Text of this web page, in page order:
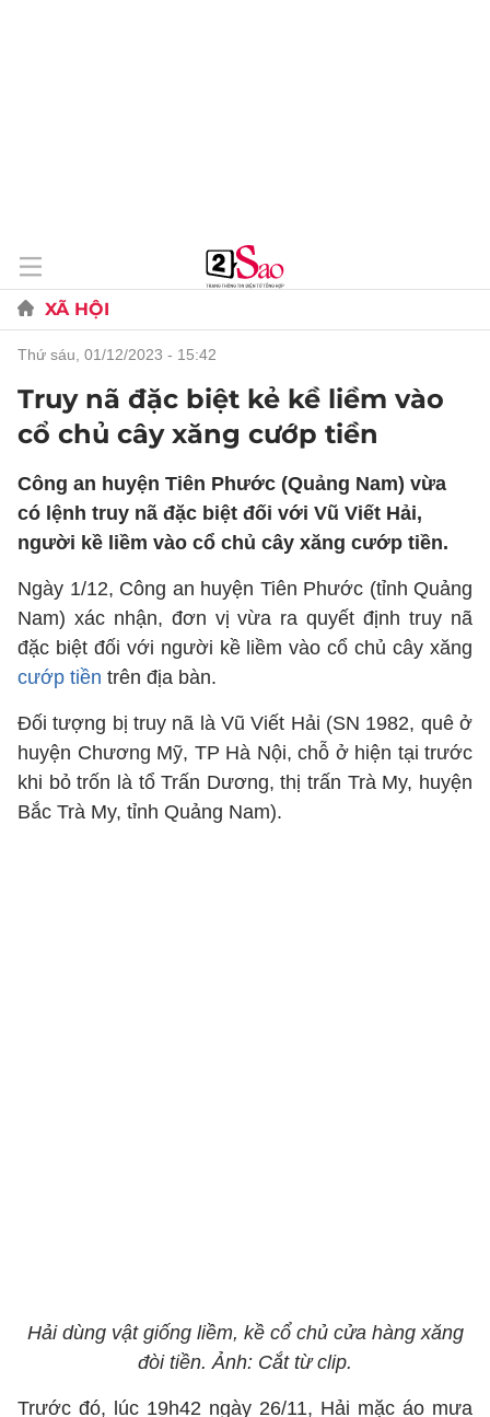
XÃ HỘI
thứ sáu, 01/12/2023 - 15:42
Truy nã đặc biệt kẻ kề liềm vào
cổ chủ cây xăng cướp tiền
Công an huyện Tiên Phước (Quảng Nam) vừa
có lệnh truy nã đặc biệt đối với Vũ Viết Hải,
người kề liềm vào cổ chủ cây xăng cướp tiền.
Ngày 1/12, Công an huyện Tiên Phước (tỉnh Quảng
Nam) xác nhận, đơn vị vừa ra quyết định truy nã
đặc biệt đối với người kề liềm vào cổ chủ cây xăng
cướp tiền trên địa bàn.
Đối tượng bị truy nã là Vũ Viết Hải (SN 1982, quê ở
huyện Chương Mỹ, TP Hà Nội, chỗ ở hiện tại trước
khi bỏ trốn là tổ Trấn Dương, thị trấn Trà My, huyện
Bắc Trà My, tỉnh Quảng Nam).
Hải dùng vật giống liềm, kề cổ chủ cửa hàng xăng
đòi tiền. Ảnh: Cắt từ clip.
Trước đó, lúc 19h42 ngày 26/11, Hải mặc áo mưa